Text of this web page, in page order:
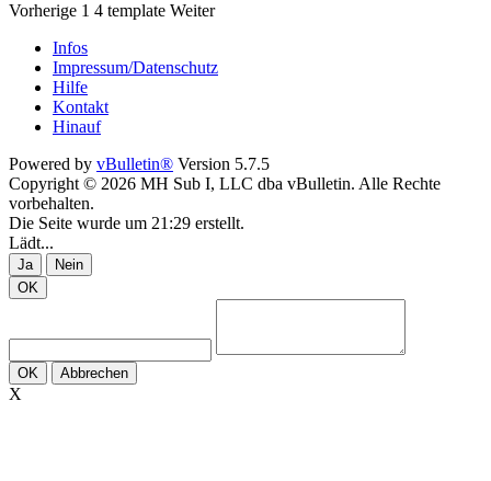
Vorherige 1 4 template Weiter
Infos
Impressum/Datenschutz
Hilfe
Kontakt
Hinauf
Powered by vBulletin® Version 5.7.5
Copyright © 2026 MH Sub I, LLC dba vBulletin. Alle Rechte
vorbehalten.
Die Seite wurde um 21:29 erstellt.
Lädt...
Ja
Nein
OK
OK Abbrechen
X